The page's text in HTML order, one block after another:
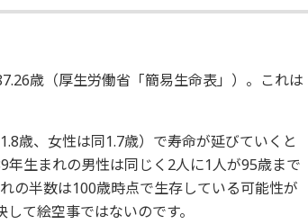
歳（厚生労働省「簡易生命表」）。これは
歳、女性は同1.7歳）で寿命が延びていくと
生まれの男性は同じく2人に1人が95歳まで
の半数は100歳時点で生存している可能性が
て絵空事ではないのです。